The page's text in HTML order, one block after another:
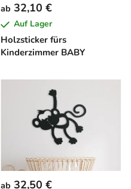
Holzsticker fürs
Kinderzimmer BABY
ab 32,10 €
Auf Lager
ab 32,50 €